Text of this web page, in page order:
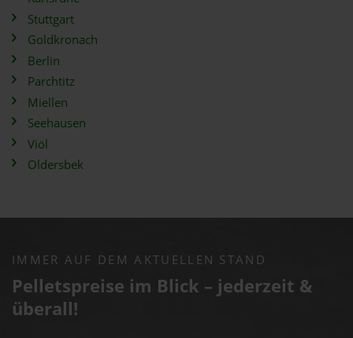
Stuttgart
Goldkronach
Berlin
Parchtitz
Miellen
Seehausen
Viöl
Oldersbek
IMMER AUF DEM AKTUELLEN STAND
Pelletspreise im Blick – jederzeit &
überall!